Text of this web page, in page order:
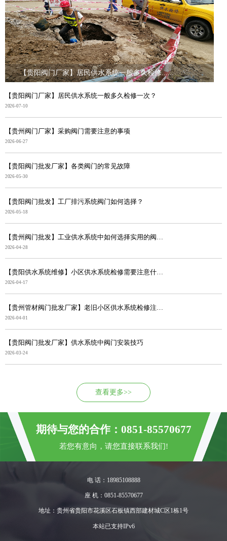
【贵阳阀门厂家】居民供水系统一般多久检修......
【贵阳阀门厂家】居民供水系统一般多久检修一次？
2026-07-10
【贵州阀门厂家】采购阀门需要注意的事项
2026-06-27
【贵阳阀门批发厂家】各类阀门的常见故障
2026-05-30
【贵阳阀门批发】工厂排污系统阀门如何选择？
2026-05-18
2026-04-28
【贵阳供水系统维修】小区供水系统检修需要注意什么？
2026-04-17
2026-04-01
【贵阳阀门批发厂家】供水系统中阀门安装技巧
2026-03-24
查看更多>>
期待与您的合作：0851-85570677
若您有意向，请您直接联系我们!
电 话：18985108888
座 机：0851-85570677
地址：贵州省贵阳市花溪区石板镇西部建材城C区1栋1号
本站已支持IPv6